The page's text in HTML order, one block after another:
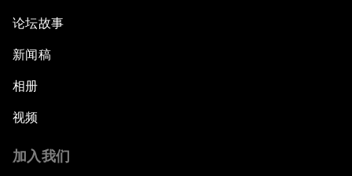
论坛故事
新闻稿
相册
视频
加入我们